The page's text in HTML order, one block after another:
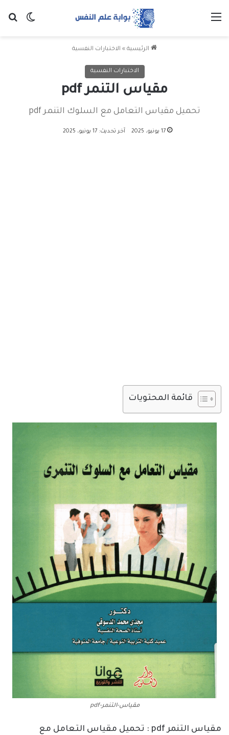
الرئيسية » الاختبارات النفسية
الاختبارات النفسية
مقياس التنمر pdf
تحميل مقياس التعامل مع السلوك التنمر pdf
17 يونيو، 2025 آخر تحديث: 17 يونيو، 2025
قائمة المحتويات
مقياس-التنمر-pdf
مقياس التنمر pdf : تحميل مقياس التعامل مع